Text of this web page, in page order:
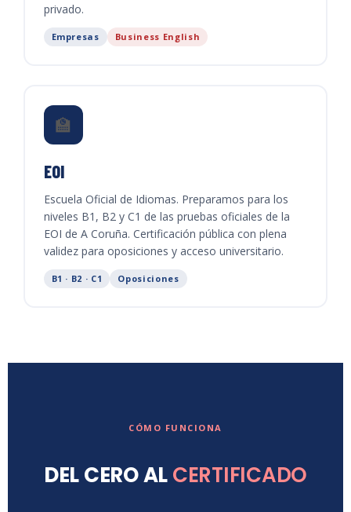
privado.
Empresas Business English
🏫
EOI
Escuela Oficial de Idiomas. Preparamos para los
niveles B1, B2 y C1 de las pruebas oficiales de la
EOI de A Coruña. Certificación pública con plena
validez para oposiciones y acceso universitario.
B1 · B2 · C1 Oposiciones
CÓMO FUNCIONA
DEL CERO ALCERTIFICADO